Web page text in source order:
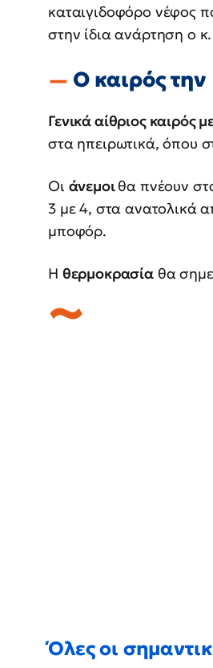
καταιγιδοφόρο νέφος
στην ίδια ανάρτηση ο
Ο καιρός
Γενικά αίθριος καιρός
στα ηπειρωτικά, όπου
Οι άνεμοιθα πνέουν
3 με 4, στα ανατολικά
μποφόρ.
Η θερμοκρασίαθα
Όλες οι